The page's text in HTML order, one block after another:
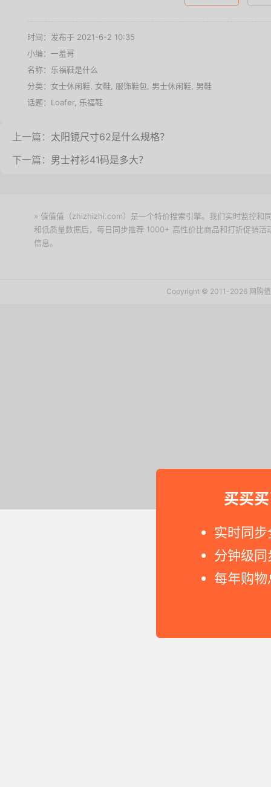
买买
实时同
分钟级
每年购
时间：发布于 2021-6-2 10:35
小编：一羞哥
名称： 乐福鞋是什么
分类： 女士休闲鞋 女鞋 服饰鞋包 男士休闲鞋 男鞋
话题： Loafer, 乐福鞋
上一篇： 太阳镜尺寸62是什么规格？
下一篇： 男士衬衫41码是多大？
» 值值值（zhizhizhi.com）是一个特价搜索引擎。我们实时监控和
和低质量数据后，每日同步推荐 1000+ 高性价比商品和打折促销
信息。
Copyright © 2011-2026 网购